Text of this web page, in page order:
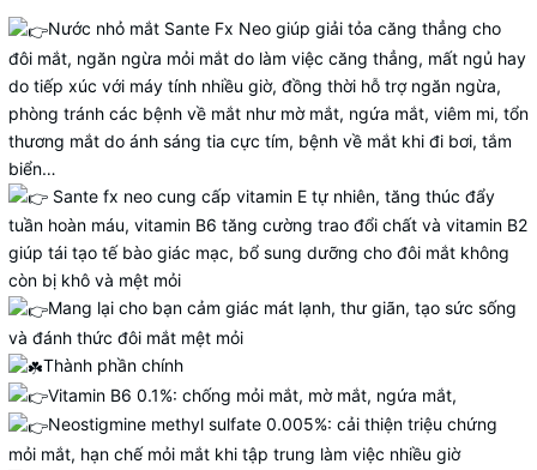
Nước nhỏ mắt Sante Fx Neo giúp giải tỏa căng thẳng cho
đôi mắt, ngăn ngừa mỏi mắt do làm việc căng thẳng, mất ngủ hay
do tiếp xúc với máy tính nhiều giờ, đồng thời hỗ trợ ngăn ngừa,
phòng tránh các bệnh về mắt như mờ mắt, ngứa mắt, viêm mi, tổn
thương mắt do ánh sáng tia cực tím, bệnh về mắt khi đi bơi, tắm
biển…
Sante fx neo cung cấp vitamin E tự nhiên, tăng thúc đẩy
tuần hoàn máu, vitamin B6 tăng cường trao đổi chất và vitamin B2
giúp tái tạo tế bào giác mạc, bổ sung dưỡng cho đôi mắt không
còn bị khô và mệt mỏi
Mang lại cho bạn cảm giác mát lạnh, thư giãn, tạo sức sống
và đánh thức đôi mắt mệt mỏi
Thành phần chính
Vitamin B6 0.1%: chống mỏi mắt, mờ mắt, ngứa mắt,
Neostigmine methyl sulfate 0.005%: cải thiện triệu chứng
mỏi mắt, hạn chế mỏi mắt khi tập trung làm việc nhiều giờ